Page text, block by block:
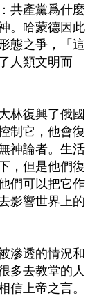
共產黨爲什麼
。哈蒙德因此
態之爭，「這
人類文明而
林復興了俄國
制它，他會復
神論者。生活
，但是他們復
們可以把它作
影響世界上的
滲透的情況和
多去教堂的人
信上帝之言。